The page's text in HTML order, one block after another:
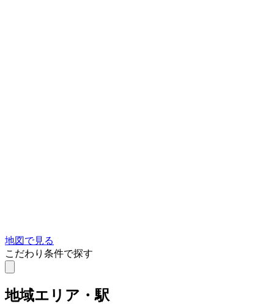
地図で見る
こだわり条件で探す
地域エリア・駅